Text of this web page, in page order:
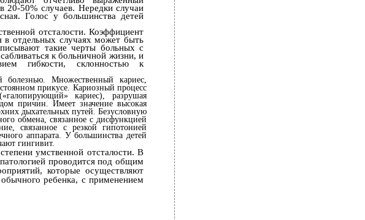
20-50% случаев. Нередки случаи
Голос у большинства детей
отсталости. Коэффициент
в отдельных случаях может быть
такие черты больных с
к больничной жизни, и
гибкости, склонностью к
болезнью. Множественный кариес,
прикусе. Кариозный процесс
кариес), разрушая
причин. Имеет значение высокая
дыхательных путей. Безусловную
обмена, связанное с дисфункцией
связанное с резкой гипотонией
аппарата. У большинства детей
гингивит.
умственной отсталости. В
проводится под общим
которые осуществляют
ребенка, с применением